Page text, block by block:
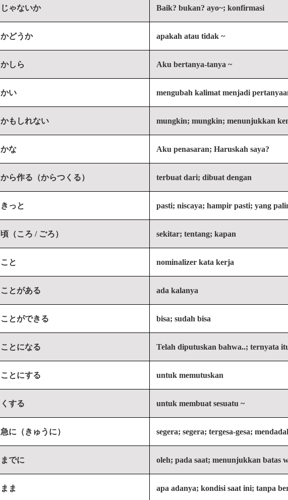
じゃないか Baik? bukan? ayo~; konfirmasi
かどうか apakah atau tidak ~
かしら Aku bertanya-tanya ~
かい mengubah kalimat menjadi
かもしれない mungkin; mungkin; menunjukkan
かな Aku penasaran; Haruskah saya?
から作る（からつくる） terbuat dari; dibuat dengan
きっと pasti; niscaya; hampir pasti; yang
頃（ころ / ごろ） sekitar; tentang; kapan
こと nominalizer kata kerja
ことがある ada kalanya
ことができる bisa; sudah bisa
ことになる Telah diputuskan bahwa..; ternyata
ことにする untuk memutuskan
くする untuk membuat sesuatu ~
急に（きゅうに） segera; segera; tergesa-gesa;
までに oleh; pada saat; menunjukkan batas
まま apa adanya; kondisi saat ini; tanpa